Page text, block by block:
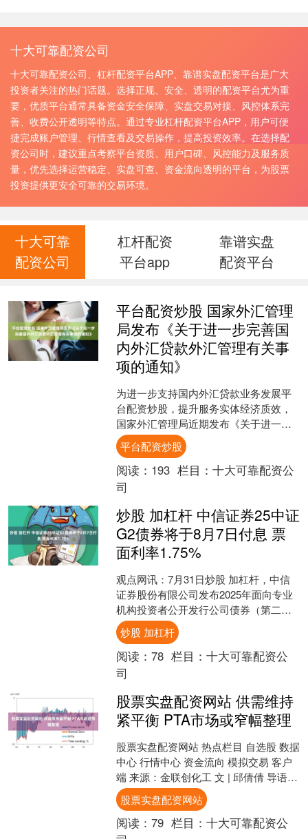
十大可靠配资公司
十大可靠配资公司、杠杆配资平台APP、靠谱实盘配资平台是广大
投资者关注的热门话题。选择正规、安全、透明的配资平台尤为重
要，优质平台通常具备资金安全保障、实盘交易对接、风控体系完
善、收费公开透明等特点。通过专业杠杆配资平台APP，用户可便
捷完成账户管理、行情查看及交易操作，提高投资效率。在选择配
资公司时，建议重点考察平台资质、用户口碑、风控能力及服务质
量，优先选择运营稳定、实盘可查、资金流向透明的平台，为股票
投资提供更安全可靠的交易环境。
十大可靠
配资公司
杠杆配资
平台app
靠谱实盘
配资平台
平台配资炒股 国家外汇管理
局发布《关于进一步完善国
内外汇贷款外汇管理有关事
项的通知》
为进一步支持国内外汇贷款业务发展平
台配资炒股，提升服务实体经济质效，
国家外汇管理局近期发布《关于进一步
完善国内外汇贷款外汇管理有关事项的
通知》（汇发〔2026〕....
平台配资炒股
阅读： 193 栏目： 十大可靠配资公
司
炒股 加杠杆 中信证券25中证
G2债券将于8月7日付息 票
面利率1.75%
观点网讯：7月31日炒股 加杠杆，中信
证券股份有限公司发布2025年面向专业
机构投资者公开发行公司债券（第二
期）（品种二）2026年付息公告。 本期
债券简称“2....
炒股 加杠杆
阅读： 78 栏目： 十大可靠配资公
司
股票实盘配资网站 供需维持
紧平衡 PTA市场或窄幅整理
股票实盘配资网站 热点栏目 自选股 数据
中心 行情中心 资金流向 模拟交易 客户
端 来源：金联创化工 文 | 邱倩倩 导语：
2026年7月，PTA产业链整体先扬....
股票实盘配资网站
阅读： 79 栏目： 十大可靠配资公